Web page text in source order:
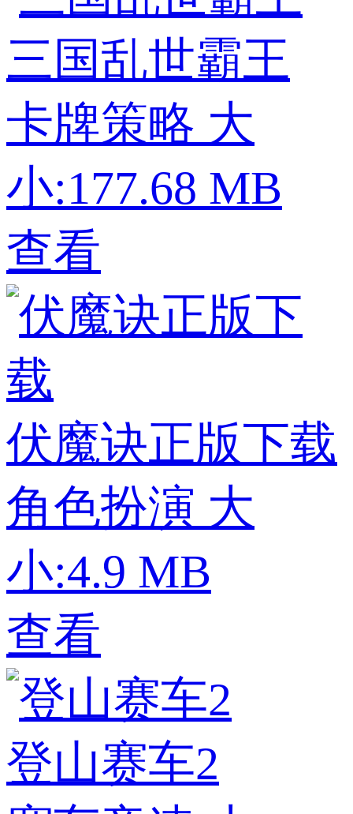
三国乱世霸王
卡牌策略 大
小:177.68 MB
查看
伏魔诀正版下载
角色扮演 大
小:4.9 MB
查看
登山赛车2